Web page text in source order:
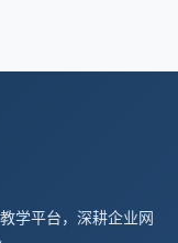
学平台，深耕企业网